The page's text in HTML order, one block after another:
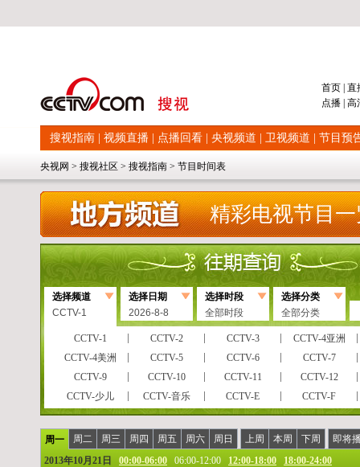
首页 直
点播 高
搜视指南 视频直播 点播回看 央视频道 卫视频道 节目预
央视网 > 搜视社区 > 搜视指南 > 节目时间表
精彩电视节目
选择频道
CCTV-1
选择日期
2026-8-8
选择时段
全部时段
选择分类
全部分类
CCTV-1 CCTV-2 CCTV-3
CCTV-4亚洲
CCTV-4美洲
CCTV-5 CCTV-6
CCTV-7
CCTV-9
CCTV-10 CCTV-11
CCTV-12
CCTV-少儿
CCTV-音乐 CCTV-E
CCTV-F
CCTVPусский
CCTV-高清 风云足球
风云音乐
风云剧场
世界地理 电视指南
怀旧剧场
女性时尚
CCTV-娱乐 CCTV-戏曲
CCTV-电影
周一 周二 周三 周四 周五 周六 周日 上周 本周 下周
即将
2013年10月21日
00:00-06:00 06:00-12:00 12:00-18:00 18:00-24:00